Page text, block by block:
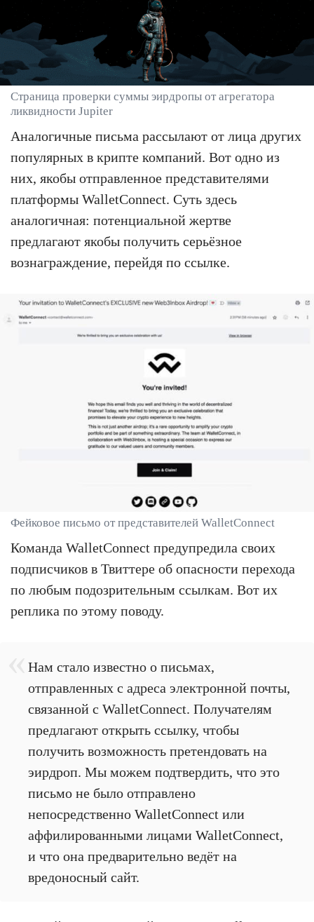
Страница проверки суммы эирдропы от агрегатора
ликвидности Jupiter
Аналогичные письма рассылают от лица других
популярных в крипте компаний. Вот одно из
них, якобы отправленное представителями
платформы WalletConnect. Суть здесь
аналогичная: потенциальной жертве
предлагают якобы получить серьёзное
вознаграждение, перейдя по ссылке.
Фейковое письмо от представителей WalletConnect
Команда WalletConnect предупредила своих
подписчиков в Твиттере об опасности перехода
по любым подозрительным ссылкам. Вот их
реплика по этому поводу.
Нам стало известно о письмах,
отправленных с адреса электронной почты,
связанной с WalletConnect. Получателям
предлагают открыть ссылку, чтобы
получить возможность претендовать на
эирдроп. Мы можем подтвердить, что это
письмо не было отправлено
непосредственно WalletConnect или
аффилированными лицами WalletConnect,
и что она предварительно ведёт на
вредоносный сайт.